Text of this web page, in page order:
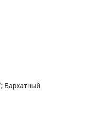
Бархатный